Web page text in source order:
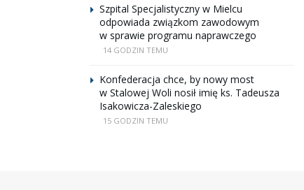
Szpital Specjalistyczny w Mielcu
odpowiada związkom zawodowym
w sprawie programu naprawczego
14 GODZIN TEMU
Konfederacja chce, by nowy most
w Stalowej Woli nosił imię ks. Tadeusza
Isakowicza-Zaleskiego
15 GODZIN TEMU